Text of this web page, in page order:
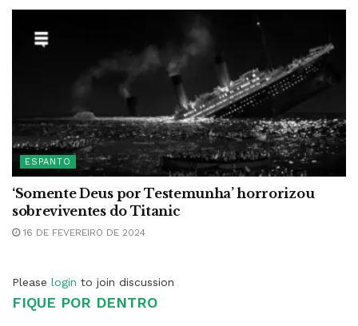
ESPANTO
‘Somente Deus por Testemunha’ horrorizou
sobreviventes do Titanic
16 DE FEVEREIRO DE 2024
Please login to join discussion
FIQUE POR DENTRO